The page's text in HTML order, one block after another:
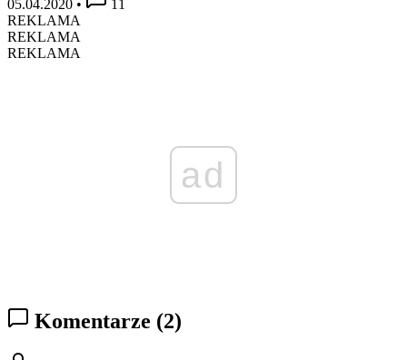
05.04.2020 •
11
REKLAMA
REKLAMA
REKLAMA
ad
Komentarze (2)